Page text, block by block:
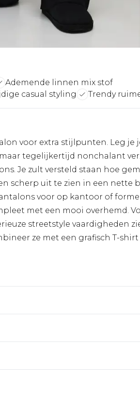
Ademende linnen mix stof
casual styling Trendy
voor extra stijlpunten. Leg je
tegelijkertijd nonchalant
Je zult versteld staan hoe
scherp uit te zien in een nette
voor op kantoor of
met een mooi overhemd.
streetstyle vaardigheden
ze met een grafisch T-